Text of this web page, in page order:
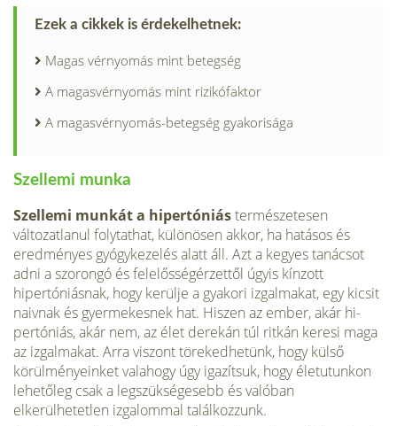
Ezek a cikkek is érdekelhetnek:
Magas vérnyomás mint betegség
A magasvérnyomás mint rizikófaktor
A magasvérnyomás-betegség gyakorisága
Szellemi munka
Szellemi munkát a hipertóniástermészetesen
változatlanul folytathat, különösen akkor, ha hatásos és
eredményes gyógykezelés alatt áll. Azt a kegyes tanácsot
adni a szorongó és felelősségérzettől úgyis kín­zott
hipertóniásnak, hogy kerülje a gyakori izgalmakat, egy ki­csit
naivnak és gyermekesnek hat. Hiszen az ember, akár hi­
pertóniás, akár nem, az élet derekán túl ritkán keresi maga
az izgalmakat. Arra viszont törekedhetünk, hogy külső
körülmé­nyeinket valahogy úgy igazítsuk, hogy életutunkon
lehetőleg csak a legszükségesebb és valóban
elkerülhetetlen izgalommal találkozzunk.